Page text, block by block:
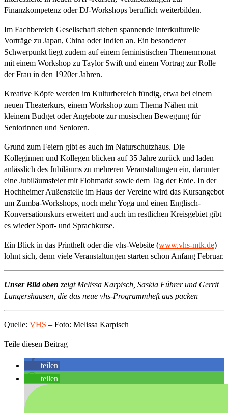
Finanzkompetenz oder DJ-Workshops beruflich weiterbilden.
Im Fachbereich Gesellschaft stehen spannende interkulturelle
Vorträge zu Japan, China oder Indien an. Ein besonderer
Schwerpunkt liegt zudem auf einem feministischen Themenmonat
mit einem Workshop zu Taylor Swift und einem Vortrag zur Rolle
der Frau in den 1920er Jahren.
Kreative Köpfe werden im Kulturbereich fündig, etwa bei einem
neuen Theaterkurs, einem Workshop zum Thema Nähen mit
kleinem Budget oder Angebote zur musischen Bewegung für
Seniorinnen und Senioren.
Grund zum Feiern gibt es auch im Naturschutzhaus. Die
Kolleginnen und Kollegen blicken auf 35 Jahre zurück und laden
anlässlich des Jubiläums zu mehreren Veranstaltungen ein, darunter
eine Jubiläumsfeier mit Flohmarkt sowie dem Tag der Erde. In der
Hochheimer Außenstelle im Haus der Vereine wird das Kursangebot
um Zumba-Workshops, noch mehr Yoga und einen Englisch-
Konversationskurs erweitert und auch im restlichen Kreisgebiet gibt
es wieder Sport- und Sprachkurse.
Ein Blick in das Printheft oder die vhs-Website (www.vhs-mtk.de)
lohnt sich, denn viele Veranstaltungen starten schon Anfang Februar.
Unser Bild oben zeigt Melissa Karpisch, Saskia Führer und Gerrit
Lungershausen, die das neue vhs-Programmheft aus packen
Quelle: VHS – Foto: Melissa Karpisch
Teile diesen Beitrag
teilen
teilen